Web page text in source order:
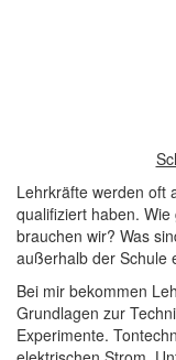
Lehrkräfte werden oft
qualifiziert haben.
brauchen wir? Was
außerhalb der Schule
Bei mir bekommen
Grundlagen zur
Experimente.